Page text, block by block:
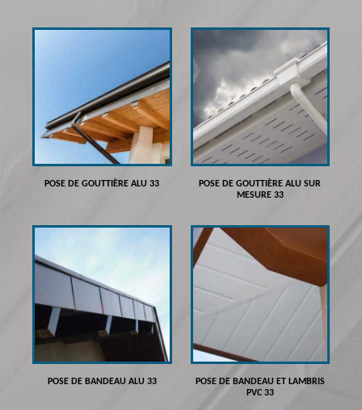
POSE DE GOUTTIÈRE ALU 33
POSE DE GOUTTIÈRE ALU SUR
MESURE 33
POSE DE BANDEAU ALU 33
POSE DE BANDEAU ET LAMBRIS
PVC 33